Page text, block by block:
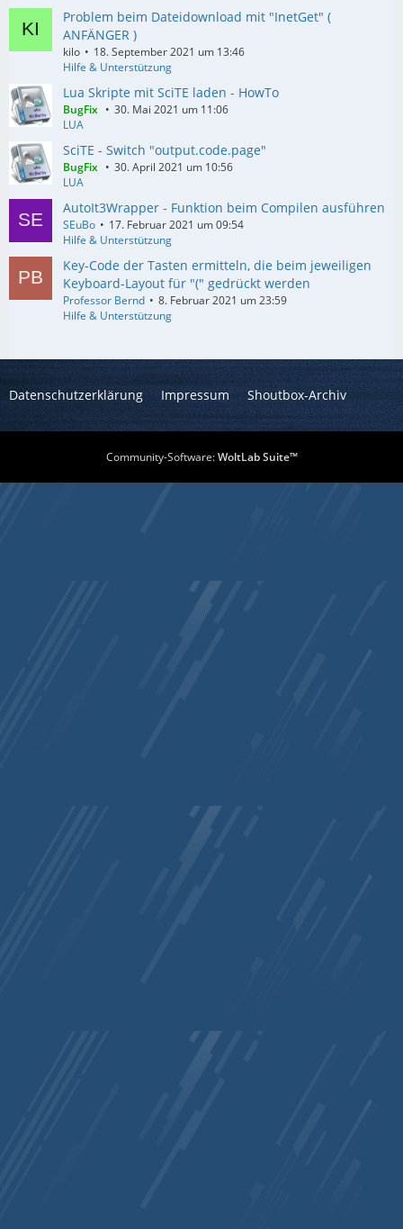
Problem beim Dateidownload mit "InetGet" (
ANFÄNGER )
kilo
18. September 2021 um 13:46
Hilfe & Unterstützung
Lua Skripte mit SciTE laden - HowTo
BugFix
30. Mai 2021 um 11:06
LUA
SciTE - Switch "output.code.page"
BugFix
30. April 2021 um 10:56
LUA
AutoIt3Wrapper - Funktion beim Compilen ausführen
SEuBo
17. Februar 2021 um 09:54
Hilfe & Unterstützung
Key-Code der Tasten ermitteln, die beim jeweiligen
Keyboard-Layout für "(" gedrückt werden
Professor Bernd
8. Februar 2021 um 23:59
Hilfe & Unterstützung
Datenschutzerklärung Impressum Shoutbox-Archiv
Community-Software:WoltLab Suite™